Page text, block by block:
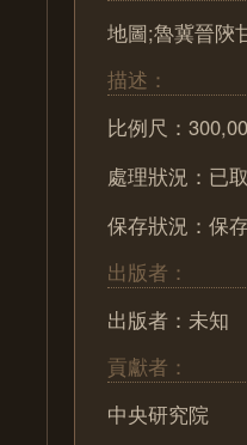
地圖;魯冀晉陝
描述：
比例尺：
處理狀況：已
保存狀況：保
出版者：
出版者：未知
貢獻者：
中央研究院